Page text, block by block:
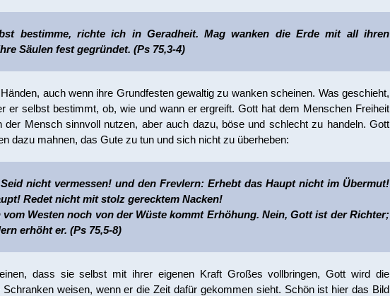
bestimme, richte ich in Geradheit. Mag wanken die Erde mit all ihren
Säulen fest gegründet. (Ps 75,3-4)
auch wenn ihre Grundfesten gewaltig zu wanken scheinen. Was geschieht,
er selbst bestimmt, ob, wie und wann er ergreift. Gott hat dem Menschen Freiheit
der Mensch sinnvoll nutzen, aber auch dazu, böse und schlecht zu handeln. Gott
dazu mahnen, das Gute zu tun und sich nicht zu überheben:
nicht vermessen! und den Frevlern: Erhebt das Haupt nicht im Übermut!
Redet nicht mit stolz gerecktem Nacken!
Westen noch von der Wüste kommt Erhöhung. Nein, Gott ist der Richter;
erhöht er. (Ps 75,5-8)
dass sie selbst mit ihrer eigenen Kraft Großes vollbringen, Gott wird die
weisen, wenn er die Zeit dafür gekommen sieht. Schön ist hier das Bild